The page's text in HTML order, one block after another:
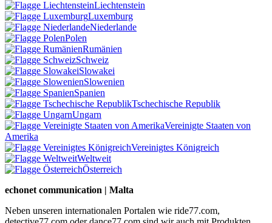
Liechtenstein
Luxemburg
Niederlande
Polen
Rumänien
Schweiz
Slowakei
Slowenien
Spanien
Tschechische Republik
Ungarn
Vereinigte Staaten von
Amerika
Vereinigtes Königreich
Weltweit
Österreich
echonet communication | Malta
Neben unseren internationalen Portalen wie ride77.com,